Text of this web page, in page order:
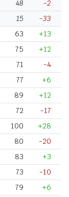
48
-2
15
-33
63
+13
75
+12
71
-4
77
+6
89
+12
72
-17
100
+28
80
-20
83
+3
73
-10
79
+6